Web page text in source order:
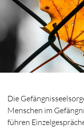
Die
Menschen im
führen